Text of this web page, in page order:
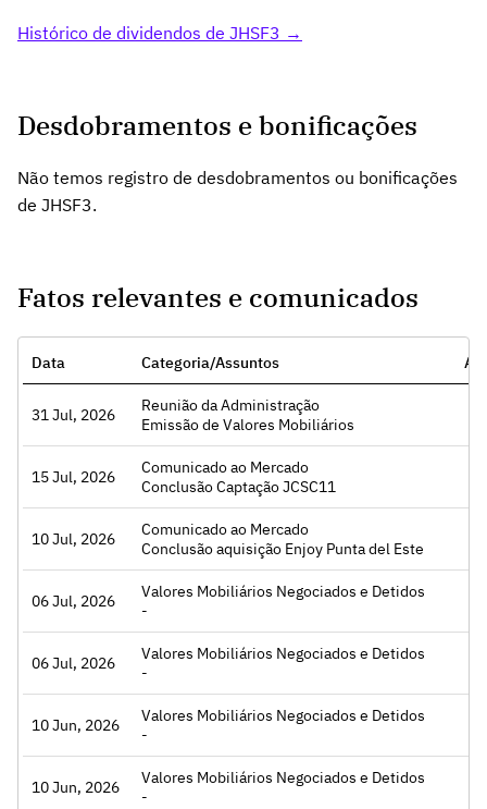
Histórico de dividendos de JHSF3 →
Desdobramentos e bonificações
Não temos registro de desdobramentos ou bonificações
de JHSF3.
Fatos relevantes e comunicados
Data Categoria/Assuntos
31 Jul, 2026
Reunião da Administração
Emissão de Valores Mobiliários
15 Jul, 2026
Comunicado ao Mercado
Conclusão Captação JCSC11
10 Jul, 2026
Comunicado ao Mercado
Conclusão aquisição Enjoy Punta del Este
06 Jul, 2026
Valores Mobiliários Negociados e Detidos
-
06 Jul, 2026
Valores Mobiliários Negociados e Detidos
-
10 Jun, 2026
Valores Mobiliários Negociados e Detidos
-
10 Jun, 2026
Valores Mobiliários Negociados e Detidos
-